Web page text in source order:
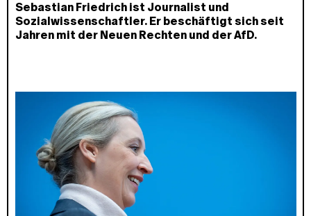
Sebastian Friedrich ist Journalist und
Sozialwissenschaftler. Er beschäftigt sich seit
Jahren mit der Neuen Rechten und der AfD.